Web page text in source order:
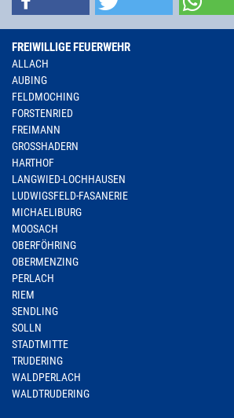
FREIWILLIGE FEUERWEHR
ALLACH
AUBING
FELDMOCHING
FORSTENRIED
FREIMANN
GROSSHADERN
HARTHOF
LANGWIED-LOCHHAUSEN
LUDWIGSFELD-FASANERIE
MICHAELIBURG
MOOSACH
OBERFÖHRING
OBERMENZING
PERLACH
RIEM
SENDLING
SOLLN
STADTMITTE
TRUDERING
WALDPERLACH
WALDTRUDERING